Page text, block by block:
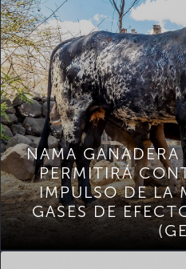
NAMA GANADERA
PERMITIRÁ
IMPULSO DE LA
GASES DE